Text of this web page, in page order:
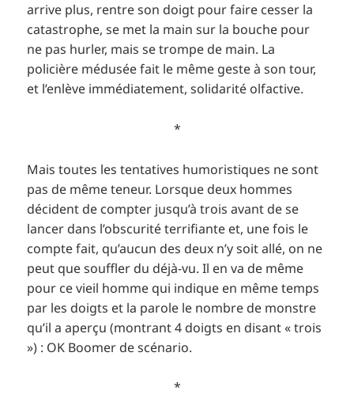
arrive plus, rentre son doigt pour faire cesser la
catastrophe, se met la main sur la bouche pour
ne pas hurler, mais se trompe de main. La
policière médusée fait le même geste à son tour,
et l’enlève immédiatement, solidarité olfactive.
*
Mais toutes les tentatives humoristiques ne sont
pas de même teneur. Lorsque deux hommes
décident de compter jusqu’à trois avant de se
lancer dans l’obscurité terrifiante et, une fois le
compte fait, qu’aucun des deux n’y soit allé, on ne
peut que souffler du déjà-vu. Il en va de même
pour ce vieil homme qui indique en même temps
par les doigts et la parole le nombre de monstre
qu’il a aperçu (montrant 4 doigts en disant « trois
») : OK Boomer de scénario.
*